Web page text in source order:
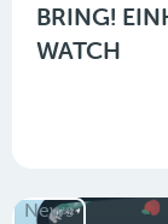
BRING!
WATCH
News